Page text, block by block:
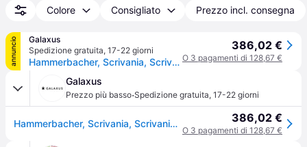
Colore Consigliato Prezzo incl. consegna
annuncio
Galaxus
Spedizione gratuita, 17-22 giorni
Hammerbacher, Scrivania, Scrivania regolabile in altezza VHS (140 x 67 x 81cm)
386,02 €
O 3 pagamenti di 128,67 €
Galaxus
Prezzo più basso·Spedizione gratuita, 17-22 giorni
Hammerbacher, Scrivania, Scrivania regolabile in altezza VHS (140 x 67 x 81cm) 386,02 €
O 3 pagamenti di 128,67 €